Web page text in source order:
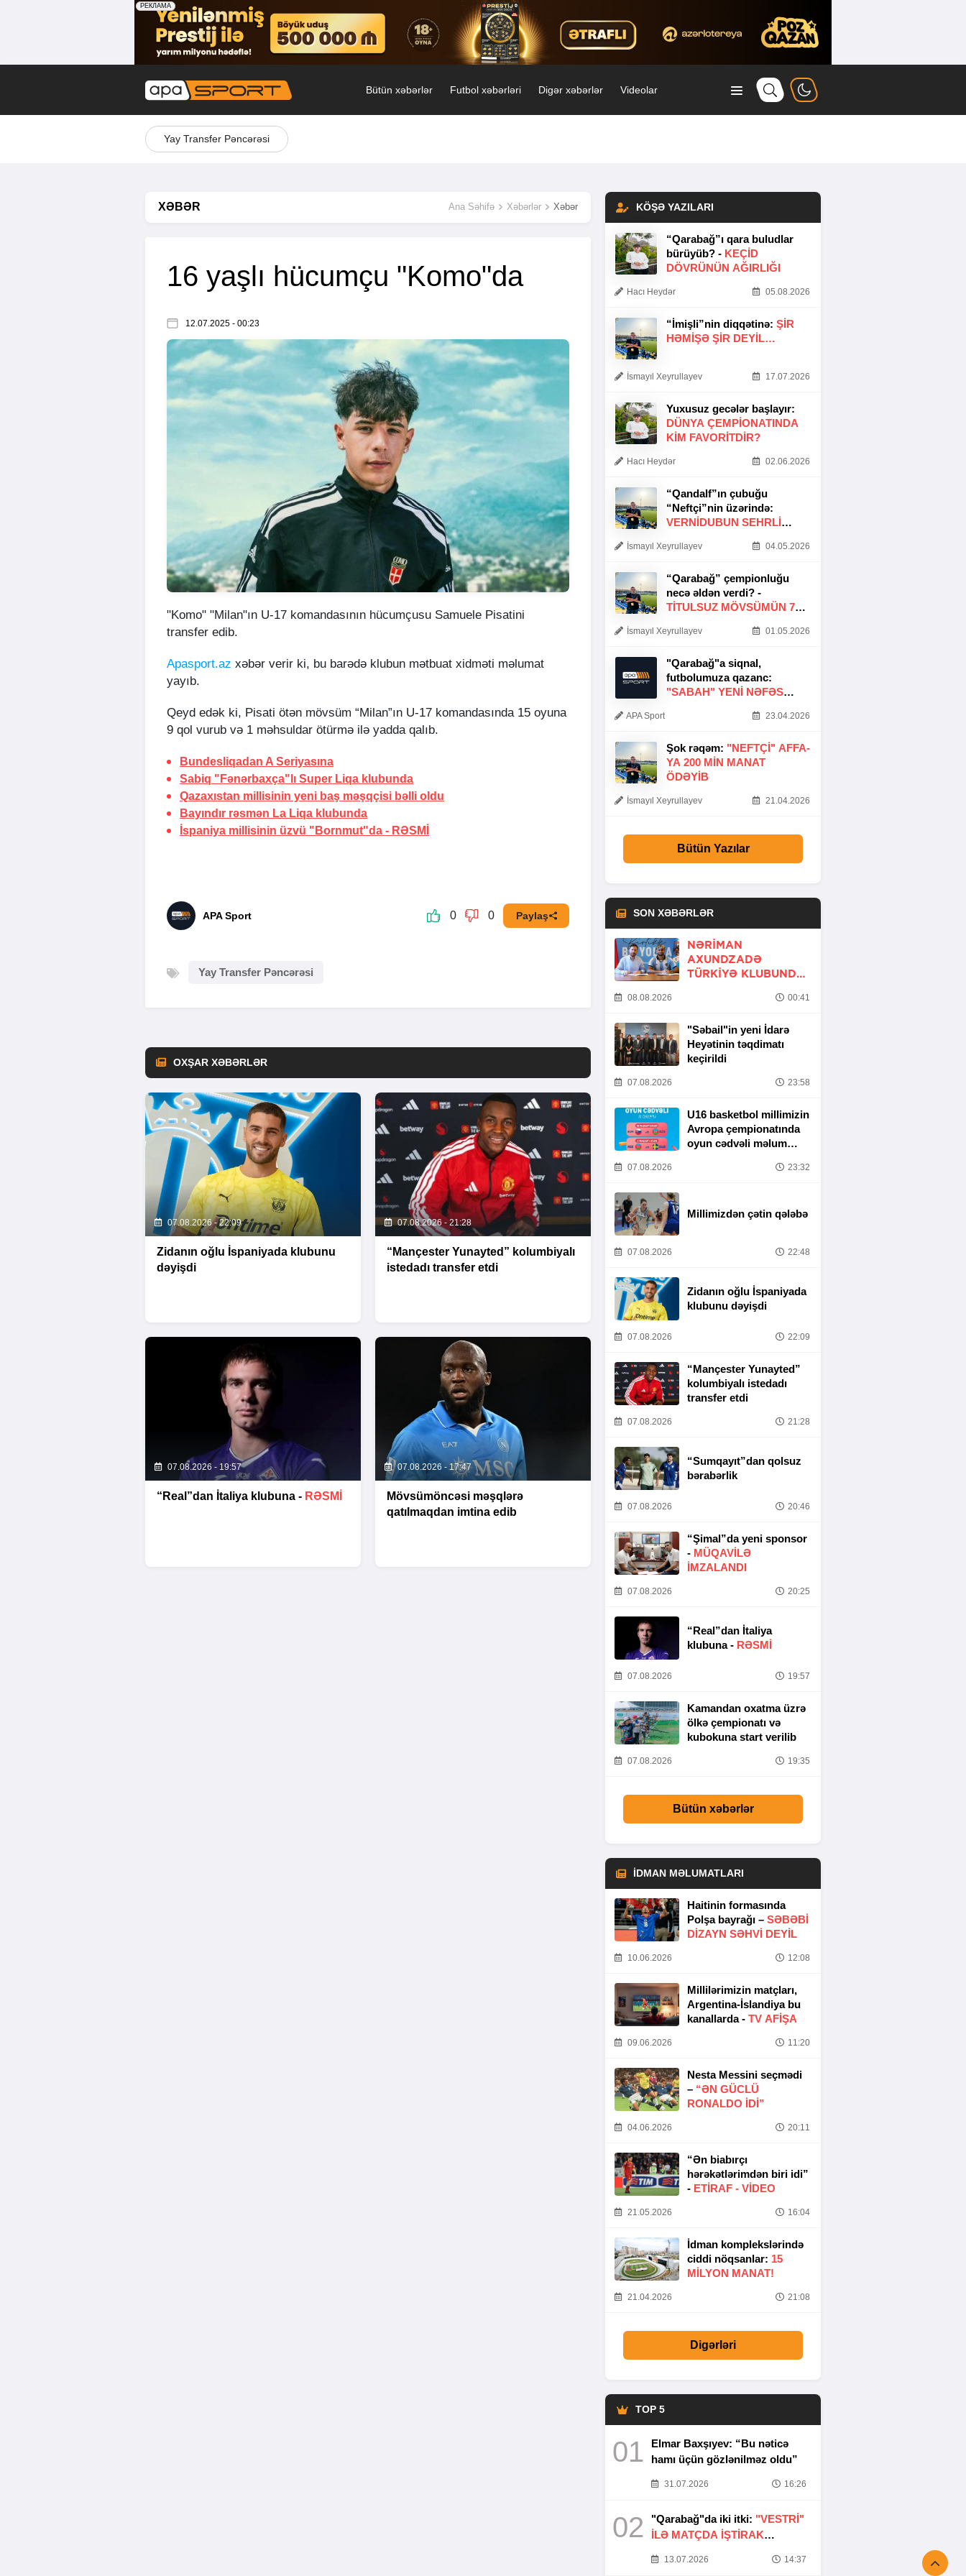
Bütün xəbərlər Futbol xəbərləri Digər xəbərlər Videolar
Yay Transfer Pəncərəsi
XƏBƏR Ana Səhifə Xəbərlər Xəbər
16 yaşlı hücumçu "Komo"da
12.07.2025 - 00:23
"Komo" "Milan"ın U-17 komandasının hücumçusu Samuele Pisatini
transfer edib.
Apasport.az xəbər verir ki, bu barədə klubun mətbuat xidməti məlumat
yayıb.
Qeyd edək ki, Pisati ötən mövsüm “Milan”ın U-17 komandasında 15 oyuna
9 qol vurub və 1 məhsuldar ötürmə ilə yadda qalıb.
Bundesliqadan A Seriyasına
Sabiq "Fənərbaxça"lı Super Liqa klubunda
Qazaxıstan millisinin yeni baş məşqçisi bəlli oldu
Bayındır rəsmən La Liqa klubunda
İspaniya millisinin üzvü "Bornmut"da - RƏSMİ
APA Sport 0 0 Paylaş
Yay Transfer Pəncərəsi
OXŞAR XƏBƏRLƏR
07.08.2026 - 22:09
Zidanın oğlu İspaniyada klubunu
dəyişdi
07.08.2026 - 21:28
“Mançester Yunayted” kolumbiyalı
istedadı transfer etdi
07.08.2026 - 19:57
“Real”dan İtaliya klubuna - RƏSMİ
07.08.2026 - 17:47
Mövsümöncəsi məşqlərə
qatılmaqdan imtina edib
KÖŞƏ YAZILARI
“Qarabağ”ı qara buludlar
bürüyüb? - KEÇID
DÖVRÜNÜN AĞIRLIĞI
Hacı Heydər 05.08.2026
“İmişli”nin diqqətinə: ŞIR
HƏMIŞƏ ŞIR DEYIL…
İsmayıl Xeyrullayev 17.07.2026
Yuxusuz gecələr başlayır:
DÜNYA ÇEMPIONATINDA
KIM FAVORITDIR?
Hacı Heydər 02.06.2026
“Qandalf”ın çubuğu
“Neftçi”nin üzərində:
VERNİDUBUN SEHRLİ
İsmayıl Xeyrullayev 04.05.2026
“Qarabağ” çempionluğu
necə əldən verdi? -
TITULSUZ MÖVSÜMÜN 7
İsmayıl Xeyrullayev 01.05.2026
"Qarabağ"a siqnal,
futbolumuza qazanc:
"SABAH" YENI NƏFƏS
APA Sport 23.04.2026
Şok rəqəm: "NEFTÇI" AFFA-
YA 200 MIN MANAT
ÖDƏYIB
İsmayıl Xeyrullayev 21.04.2026
Bütün Yazılar
SON XƏBƏRLƏR
NƏRIMAN
AXUNDZADƏ
TÜRKIYƏ KLUBUNDA
08.08.2026 00:41
"Səbail"in yeni İdarə
Heyətinin təqdimatı
keçirildi
07.08.2026 23:58
U16 basketbol millimizin
Avropa çempionatında
oyun cədvəli məlum
07.08.2026 23:32
Millimizdən çətin qələbə
07.08.2026 22:48
Zidanın oğlu İspaniyada
klubunu dəyişdi
07.08.2026 22:09
“Mançester Yunayted”
kolumbiyalı istedadı
transfer etdi
07.08.2026 21:28
“Sumqayıt”dan qolsuz
bərabərlik
07.08.2026 20:46
“Şimal”da yeni sponsor
- MÜQAVİLƏ
İMZALANDI
07.08.2026 20:25
“Real”dan İtaliya
klubuna - RƏSMİ
07.08.2026 19:57
Kamandan oxatma üzrə
ölkə çempionatı və
kubokuna start verilib
07.08.2026 19:35
Bütün xəbərlər
İDMAN MƏLUMATLARI
Haitinin formasında
Polşa bayrağı – SƏBƏBI
DIZAYN SƏHVI DEYIL
10.06.2026 12:08
Millilərimizin matçları,
Argentina-İslandiya bu
kanallarda - TV AFİŞA
09.06.2026 11:20
Nesta Messini seçmədi
– “ƏN GÜCLÜ
RONALDO IDI”
04.06.2026 20:11
“Ən biabırçı
hərəkətlərimdən biri idi”
- ETIRAF - VİDEO
21.05.2026 16:04
İdman komplekslərində
ciddi nöqsanlar: 15
MILYON MANAT!
21.04.2026 21:08
Digərləri
TOP 5
01
Elmar Baxşıyev: “Bu nəticə
hamı üçün gözlənilməz oldu”
31.07.2026 16:26
02 "Qarabağ"da iki itki: "VESTRİ"
İLƏ MATÇDA İŞTİRAK
13.07.2026 14:37